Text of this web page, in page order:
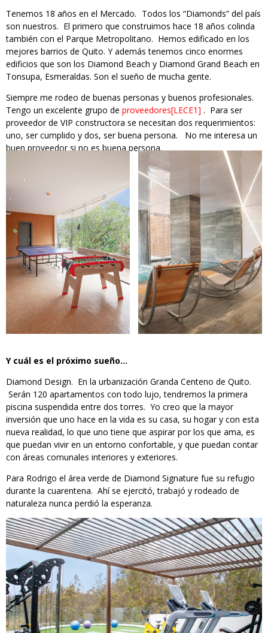
Tenemos 18 años en el Mercado. Todos los “Diamonds” del país
son nuestros. El primero que construimos hace 18 años colinda
también con el Parque Metropolitano. Hemos edificado en los
mejores barrios de Quito. Y además tenemos cinco enormes
edificios que son los Diamond Beach y Diamond Grand Beach en
Tonsupa, Esmeraldas. Son el sueño de mucha gente.
Siempre me rodeo de buenas personas y buenos profesionales.
Tengo un excelente grupo de proveedores[LECE1] . Para ser
proveedor de VIP constructora se necesitan dos requerimientos:
uno, ser cumplido y dos, ser buena persona. No me interesa un
buen proveedor si no es buena persona.
Y cuál es el próximo sueño…
Diamond Design. En la urbanización Granda Centeno de Quito.
Serán 120 apartamentos con todo lujo, tendremos la primera
piscina suspendida entre dos torres. Yo creo que la mayor
inversión que uno hace en la vida es su casa, su hogar y con esta
nueva realidad, lo que uno tiene que aspirar por los que ama, es
que puedan vivir en un entorno confortable, y que puedan contar
con áreas comunales interiores y exteriores.
Para Rodrigo el área verde de Diamond Signature fue su refugio
durante la cuarentena. Ahí se ejercitó, trabajó y rodeado de
naturaleza nunca perdió la esperanza.